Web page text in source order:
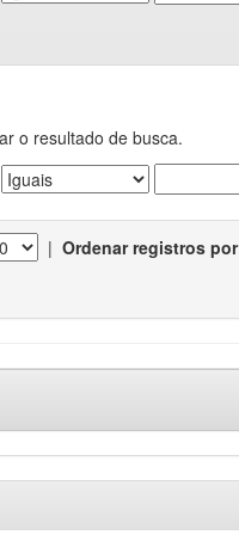
o resultado de busca.
| Ordenar registros por